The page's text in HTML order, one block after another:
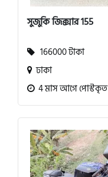
সুজুকি জিক্সার 155
166000 টাকা
ঢাকা
4 মাস আগে পোস্টকৃত